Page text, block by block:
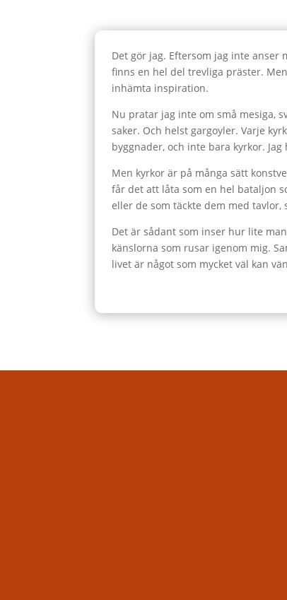
Det gör jag. Eftersom jag inte
finns en hel del trevliga präster.
inhämta inspiration.
Nu pratar jag inte om små mesiga,
saker. Och helst gargoyler. Varje
byggnader, och inte bara kyrkor.
Men kyrkor är på många sätt
får det att låta som en hel bataljon
eller de som täckte dem med
Det är sådant som inser hur lite
känslorna som rusar igenom mig.
livet är något som mycket väl kan